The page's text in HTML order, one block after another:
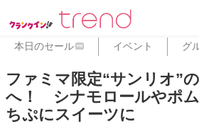
本日のセール PR イベント グ
ファミマ限定“サンリオ”
へ！ シナモロールやポ
ちぷにスイーツに